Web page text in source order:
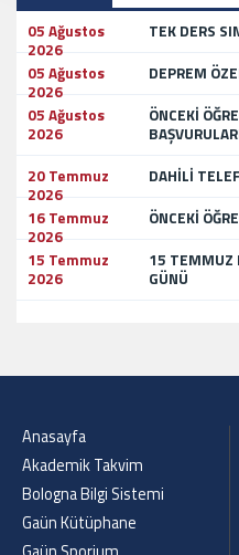
05 Ağustos
2026
TEK DERS
05 Ağustos
2026
DEPREM
05 Ağustos
2026
ÖNCEKİ
20 Temmuz
2026
DAHİLİ
16 Temmuz
2026
ÖNCEKİ
15 Temmuz
2026
15 TEMMUZ
GÜNÜ
Anasayfa
Akademik Takvim
Bologna Bilgi Sistemi
Gaün Kütüphane